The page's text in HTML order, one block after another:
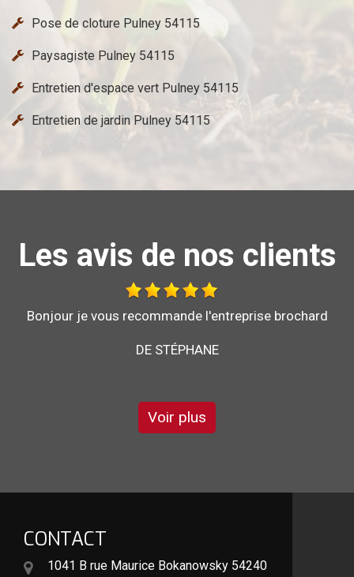
Pose de cloture Pulney 54115
Paysagiste Pulney 54115
Entretien d'espace vert Pulney 54115
Entretien de jardin Pulney 54115
Les avis de nos clients
Travail effectué avec sérieux.
DE GÉGÉ
Voir plus
CONTACT
1041 B rue Maurice Bokanowsky 54240